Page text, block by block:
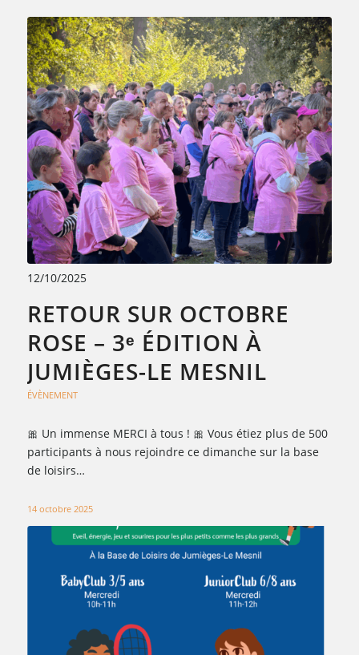
12/10/2025
RETOUR SUR OCTOBRE
ROSE – 3ᵉ ÉDITION À
JUMIÈGES-LE MESNIL
ÉVÈNEMENT
🎀 Un immense MERCI à tous ! 🎀 Vous étiez plus de 500
participants à nous rejoindre ce dimanche sur la base
de loisirs…
14 octobre 2025